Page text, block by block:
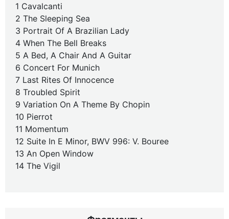
1 Cavalcanti
2 The Sleeping Sea
3 Portrait Of A Brazilian Lady
4 When The Bell Breaks
5 A Bed, A Chair And A Guitar
6 Concert For Munich
7 Last Rites Of Innocence
8 Troubled Spirit
9 Variation On A Theme By Chopin
10 Pierrot
11 Momentum
12 Suite In E Minor, BWV 996: V. Bouree
13 An Open Window
14 The Vigil